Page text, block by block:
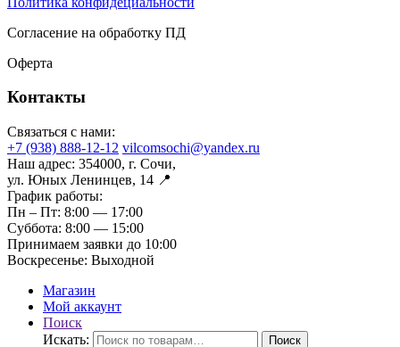
Согласение на обработку ПД
Оферта
Контакты
Связаться с нами:
+7 (938) 888-12-12 vilcomsochi@yandex.ru
Наш адрес: 354000, г. Сочи,
ул. Юных Ленинцев, 14 📍
График работы:
Пн – Пт: 8:00 — 17:00
Суббота: 8:00 — 15:00
Принимаем заявки до 10:00
Воскресенье: Выходной
Магазин
Мой аккаунт
Поиск
Искать:
Поиск